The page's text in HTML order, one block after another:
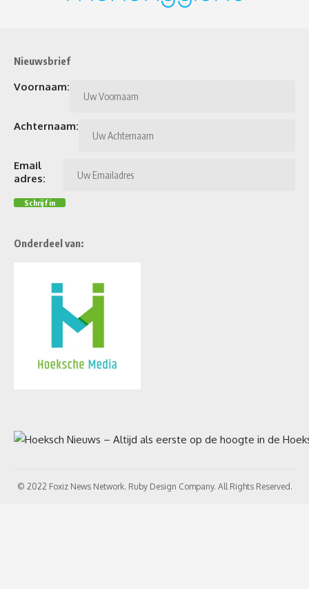
Nieuwsbrief
Voornaam:
Achternaam:
Email
adres:
Onderdeel van:
© 2022 Foxiz News Network. Ruby Design Company. All Rights Reserved.